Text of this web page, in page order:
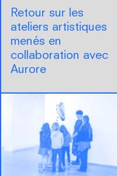
Retour sur les
ateliers artistiques
menés en
collaboration avec
Aurore